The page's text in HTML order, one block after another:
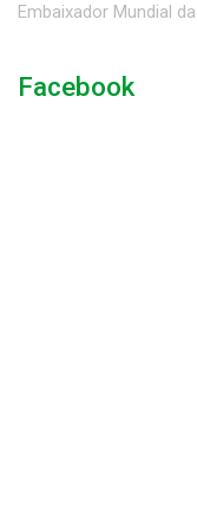
Embaixador Mundial
Facebook